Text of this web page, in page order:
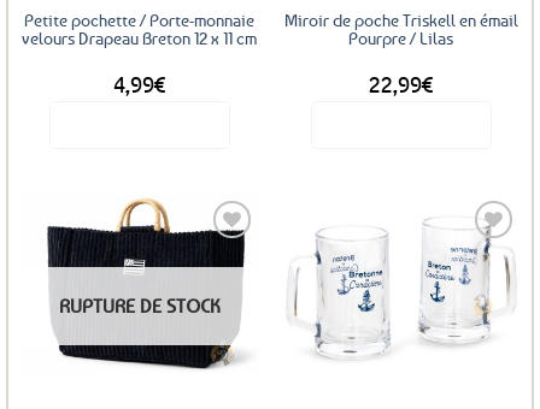
sur
la
Petite pochette / Porte-monnaie
velours Drapeau Breton 12 x 11 cm
4,99€
Miroir de poche Triskell en émail
Pourpre / Lilas
22,99€
aux
favoris
RUPTURE DE STOCK
Ajouter
aux
favoris